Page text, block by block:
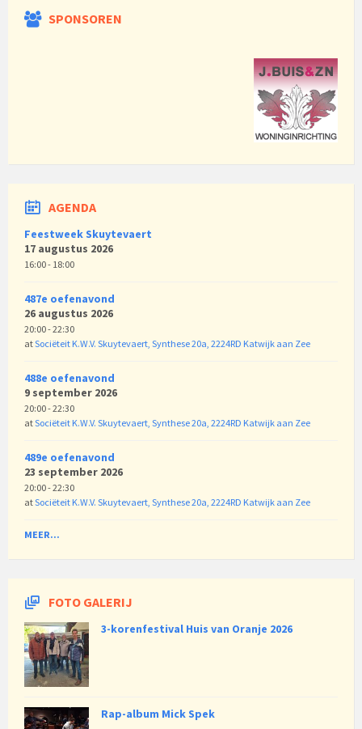
SPONSOREN
AGENDA
Feestweek Skuytevaert
17 augustus 2026
16:00 - 18:00
487e oefenavond
26 augustus 2026
20:00 - 22:30
atSociëteit K.W.V. Skuytevaert, Synthese 20a, 2224RD Katwijk aan Zee
488e oefenavond
9 september 2026
20:00 - 22:30
atSociëteit K.W.V. Skuytevaert, Synthese 20a, 2224RD Katwijk aan Zee
489e oefenavond
23 september 2026
20:00 - 22:30
atSociëteit K.W.V. Skuytevaert, Synthese 20a, 2224RD Katwijk aan Zee
MEER...
FOTO GALERIJ
3-korenfestival Huis van Oranje 2026
Rap-album Mick Spek